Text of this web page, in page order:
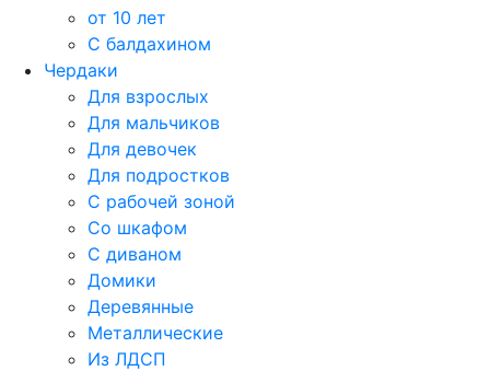
от 10 лет
С балдахином
Чердаки
Для взрослых
Для мальчиков
Для девочек
Для подростков
С рабочей зоной
Со шкафом
С диваном
Домики
Деревянные
Металлические
Из ЛДСП